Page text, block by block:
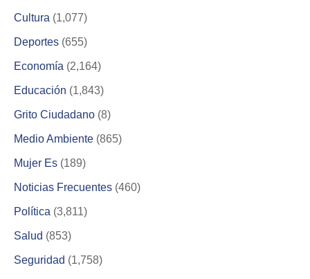
Cultura (1,077)
Deportes (655)
Economía (2,164)
Educación (1,843)
Grito Ciudadano (8)
Medio Ambiente (865)
Mujer Es (189)
Noticias Frecuentes (460)
Política (3,811)
Salud (853)
Seguridad (1,758)